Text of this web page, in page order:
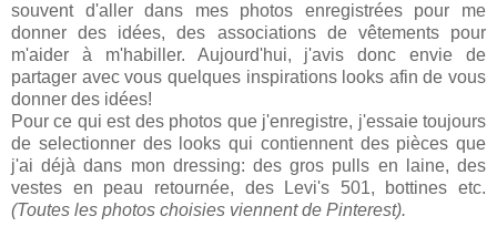
souvent d'aller dans mes photos enregistrées pour me
donner des idées, des associations de vêtements pour
m'aider à m'habiller. Aujourd'hui, j'avis donc envie de
partager avec vous quelques inspirations looks afin de vous
donner des idées!
Pour ce qui est des photos que j'enregistre, j'essaie toujours
de selectionner des looks qui contiennent des pièces que
j'ai déjà dans mon dressing: des gros pulls en laine, des
vestes en peau retournée, des Levi's 501, bottines etc.
(Toutes les photos choisies viennent de Pinterest).